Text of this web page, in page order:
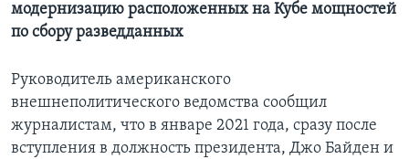
модернизацию расположенных на Кубе мощностей
по сбору разведданных
Руководитель американского
внешнеполитического ведомства сообщил
журналистам, что в январе 2021 года, сразу после
вступления в должность президента, Джо Байден и